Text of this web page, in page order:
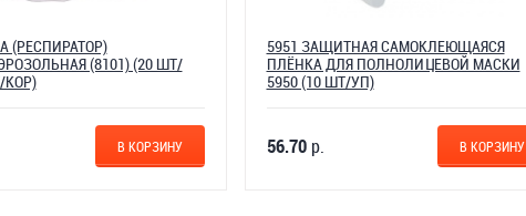
(РЕСПИРАТОР)
(8101) (20 ШТ/
КОР)
В КОРЗИНУ
5951 ЗАЩИТНАЯ САМОКЛЕЮЩАЯСЯ
ПЛЁНКА ДЛЯ ПОЛНОЛИЦЕВОЙ МАСКИ
5950 (10 ШТ/УП)
56.70р. В КОРЗИНУ